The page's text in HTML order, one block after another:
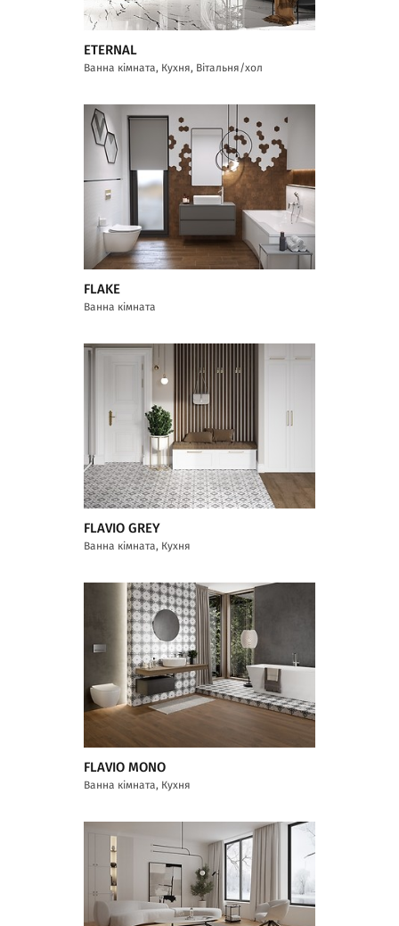
ETERNAL
Ванна кімната, Кухня, Вітальня/хол
FLAKE
Ванна кімната
FLAVIO GREY
Ванна кімната, Кухня
FLAVIO MONO
Ванна кімната, Кухня